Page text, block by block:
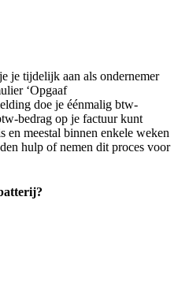
je tijdelijk aan als ondernemer
‘Opgaaf
doe je éénmalig btw-
bedrag op je factuur kunt
en meestal binnen enkele weken
hulp of nemen dit proces voor